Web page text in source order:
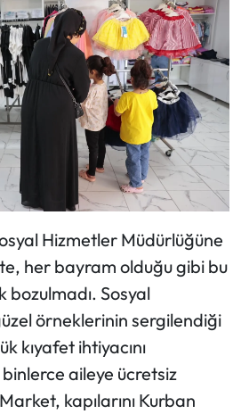
Hizmetler Müdürlüğüne
her bayram olduğu gibi bu
Sosyal
örneklerinin sergilendiği
kıyafet ihtiyacını
aileye ücretsiz
kapılarını Kurban